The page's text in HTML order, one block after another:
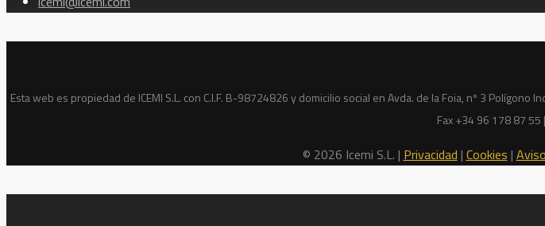
Esta web es propiedad de ICEMI S.L. con C.I.F. B-98724826 y domicilio social en Avda. de la Foia, nº 3
Fax +34 96 178 87 55 |
© 2026 Icemi S.L. | Privacidad | Cookies |